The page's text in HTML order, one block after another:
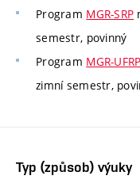
Program MGR-SRP
semestr, povinný
Program MGR-UFRP
zimní semestr,
Typ (způsob) výuky